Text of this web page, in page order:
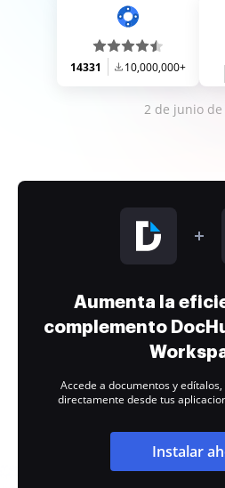
14331 10,000,000+
2 de junio de
Aumenta la
complemento
Accede a documentos y
directamente desde tus
Instalar